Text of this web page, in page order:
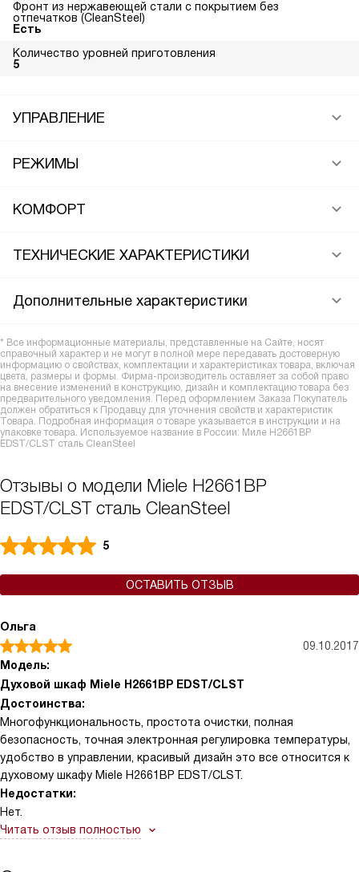
Фронт из нержавеющей стали с покрытием без
отпечатков (CleanSteel)
Есть
Количество уровней приготовления
5
УПРАВЛЕНИЕ
РЕЖИМЫ
КОМФОРТ
ТЕХНИЧЕСКИЕ ХАРАКТЕРИСТИКИ
Дополнительные характеристики
* Все информационные материалы, представленные на Сайте, носят
справочный характер и не могут в полной мере передавать достоверную
информацию о свойствах, комплектации и характеристиках товара, включая
цвета, размеры и формы. Фирма-производитель оставляет за собой право
на внесение изменений в конструкцию, дизайн и комплектацию товара без
предварительного уведомления. Перед оформлением Заказа Покупатель
должен обратиться к Продавцу для уточнения свойств и характеристик
Товара. Подробная информация о товаре указывается в инструкции и на
упаковке товара. Используемое название в России: Миле H2661BP
EDST/CLST сталь CleanSteel
Отзывы о модели Miele H2661BP
EDST/CLST сталь CleanSteel
5
ОСТАВИТЬ ОТЗЫВ
Ольга
09.10.2017
Модель:
Духовой шкаф Miele H2661BP EDST/CLST
Достоинства:
Многофункциональность, простота очистки, полная
безопасность, точная электронная регулировка температуры,
удобство в управлении, красивый дизайн это все относится к
духовому шкафу Miele H2661BP EDST/CLST.
Недостатки:
Нет.
Читать отзыв полностью